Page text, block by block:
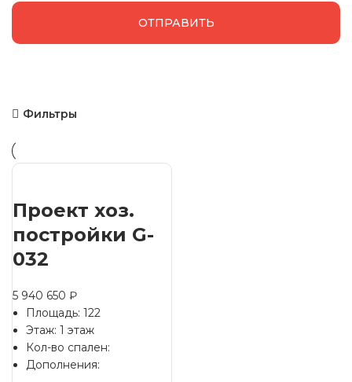
ОТПРАВИТЬ
Фильтры
Проект хоз.
постройки G-
032
5 940 650 ₽
Площадь: 122
Этаж: 1 этаж
Кол-во спален:
Дополнения: